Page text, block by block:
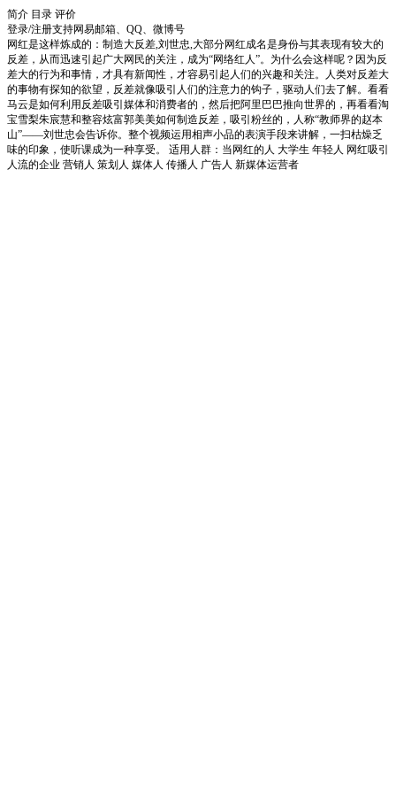
简介 目录 评价
登录/注册支持网易邮箱、QQ、微博号
网红是这样炼成的：制造大反差,刘世忠,大部分网红成名是身份与其表现有较大的
反差，从而迅速引起广大网民的关注，成为“网络红人”。为什么会这样呢？因为反
差大的行为和事情，才具有新闻性，才容易引起人们的兴趣和关注。人类对反差大
的事物有探知的欲望，反差就像吸引人们的注意力的钩子，驱动人们去了解。看看
马云是如何利用反差吸引媒体和消费者的，然后把阿里巴巴推向世界的，再看看淘
宝雪梨朱宸慧和整容炫富郭美美如何制造反差，吸引粉丝的，人称“教师界的赵本
山”——刘世忠会告诉你。整个视频运用相声小品的表演手段来讲解，一扫枯燥乏
味的印象，使听课成为一种享受。 适用人群：当网红的人 大学生 年轻人 网红吸引
人流的企业 营销人 策划人 媒体人 传播人 广告人 新媒体运营者